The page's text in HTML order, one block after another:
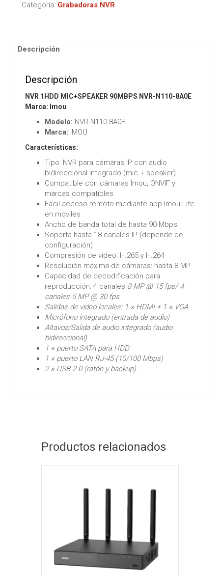
canales
Categoría: Grabadoras NVR
Descripción
Descripción
NVR 1HDD MIC+SPEAKER 90MBPS NVR-N110-8A0E
Marca: Imou
Modelo: NVR-N110-8A0E
Marca: IMOU
Características:
Tipo: NVR para cámaras IP con audio
bidireccional integrado (mic + speaker)
Compatible con cámaras Imou, ONVIF y
marcas compatibles
Fácil acceso remoto mediante app Imou Life
en móviles
Ancho de banda total de hasta 90 Mbps
Soporta hasta 18 canales IP (depende de
configuración)
Compresión de video: H.265 y H.264
Resolución máxima de cámaras: hasta 8 MP
Capacidad de decodificación para
reproducción: 4 canales 8 MP @ 15 fps/ 4
canales 5 MP @ 30 fps
Salidas de video locales: 1 × HDMI + 1 × VGA
Micrófono integrado (entrada de audio)
Altavoz/Salida de audio integrado (audio
bidireccional)
1 × puerto SATA para HDD
1 × puerto LAN RJ-45 (10/100 Mbps)
2 × USB 2.0 (ratón y backup)
Productos relacionados